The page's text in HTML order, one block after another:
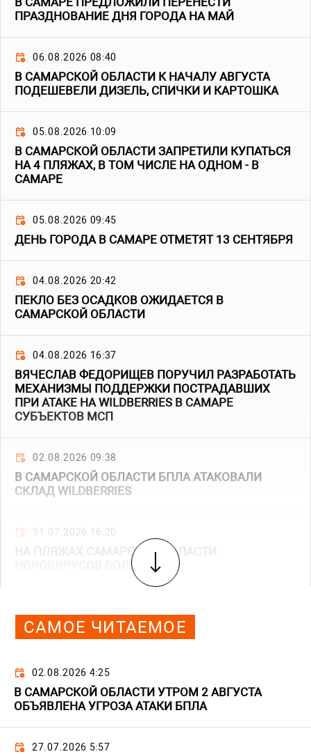
ПРАЗДНОВАНИЕ ДНЯ ГОРОДА НА МАЙ
06.08.2026 08:40
В САМАРСКОЙ ОБЛАСТИ К НАЧАЛУ АВГУСТА
ПОДЕШЕВЕЛИ ДИЗЕЛЬ, СПИЧКИ И КАРТОШКА
05.08.2026 10:09
В САМАРСКОЙ ОБЛАСТИ ЗАПРЕТИЛИ КУПАТЬСЯ
НА 4 ПЛЯЖАХ, В ТОМ ЧИСЛЕ НА ОДНОМ - В
САМАРЕ
05.08.2026 09:45
ДЕНЬ ГОРОДА В САМАРЕ ОТМЕТЯТ 13 СЕНТЯБРЯ
04.08.2026 20:42
ПЕКЛО БЕЗ ОСАДКОВ ОЖИДАЕТСЯ В
САМАРСКОЙ ОБЛАСТИ
04.08.2026 16:37
ВЯЧЕСЛАВ ФЕДОРИЩЕВ ПОРУЧИЛ РАЗРАБОТАТЬ
МЕХАНИЗМЫ ПОДДЕРЖКИ ПОСТРАДАВШИХ
ПРИ АТАКЕ НА WILDBERRIES В САМАРЕ
СУБЪЕКТОВ МСП
02.08.2026 09:38
В САМАРСКОЙ ОБЛАСТИ БПЛА АТАКОВАЛИ
СКЛАД WILDBERRIES
31.07.2026 16:20
НА ПЛЯЖАХ САМАРСКОЙ ОБЛАСТИ
НОРОВИРУСОВ БОЛЬШЕ НЕТ
САМОЕ ЧИТАЕМОЕ
02.08.2026 4:25
В САМАРСКОЙ ОБЛАСТИ УТРОМ 2 АВГУСТА
ОБЪЯВЛЕНА УГРОЗА АТАКИ БПЛА
27.07.2026 5:57